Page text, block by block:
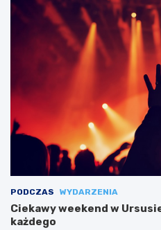
PODCZAS WYDARZENIA
Ciekawy weekend w
każdego